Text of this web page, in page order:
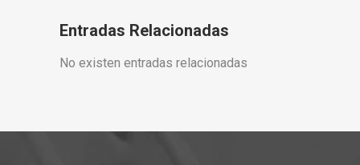
Entradas Relacionadas
No existen entradas relacionadas